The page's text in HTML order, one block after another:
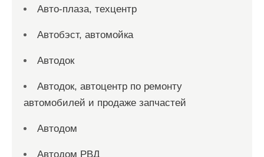
Авто-плаза, техцентр
Автобэст, автомойка
Автодок
Автодок, автоцентр по ремонту
автомобилей и продаже запчастей
Автодом
Автодом РВД